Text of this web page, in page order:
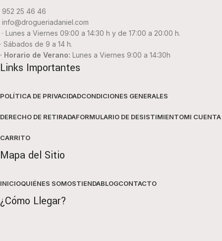
952 25 46 46
info@drogueriadaniel.com
· Lunes a Viernes 09:00 a 14:30 h y de 17:00 a 20:00 h.
· Sábados de 9 a 14 h.
· Horario de Verano: Lunes a Viernes 9:00 a 14:30h
Links Importantes
POLÍTICA DE PRIVACIDADCONDICIONES GENERALES
DERECHO DE RETIRADAFORMULARIO DE DESISTIMIENTOMI CUENTA
CARRITO
Mapa del Sitio
INICIOQUIÉNES SOMOSTIENDABLOGCONTACTO
¿Cómo Llegar?